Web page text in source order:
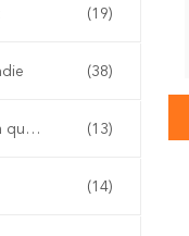
(19)
(38)
Un chien robot à quatre pattes (13)
(14)